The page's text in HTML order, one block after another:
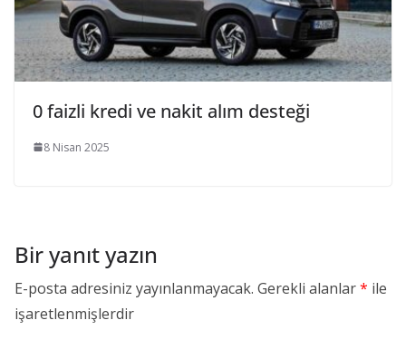
0 faizli kredi ve nakit alım desteği
8 Nisan 2025
Bir yanıt yazın
E-posta adresiniz yayınlanmayacak. Gerekli alanlar* ile
işaretlenmişlerdir